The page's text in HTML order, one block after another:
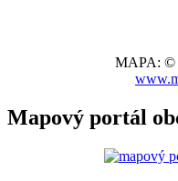
MAPA: ©
Mapový portál